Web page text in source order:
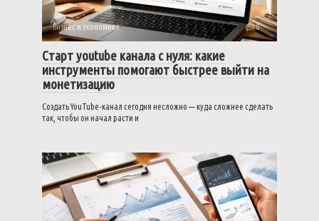
Бизнес и экономика 0
Старт youtube канала с нуля: какие
инструменты помогают быстрее выйти на
монетизацию
Создать YouTube-канал сегодня несложно — куда сложнее сделать
так, чтобы он начал расти и